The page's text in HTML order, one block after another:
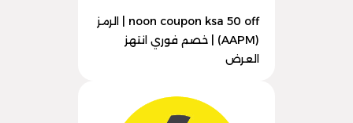
noon coupon ksa 50 off | الرمز
(AAPM) | خصم فوري انتهز
العرض